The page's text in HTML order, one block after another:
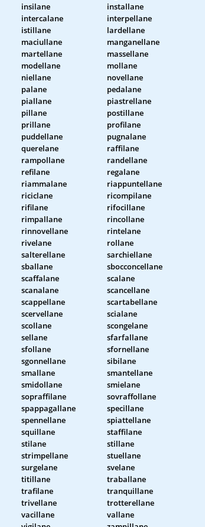
insilane
installane
intercalane
interpellane
istillane
lardellane
maciullane
manganellane
martellane
massellane
modellane
mollane
niellane
novellane
palane
pedalane
piallane
piastrellane
pillane
postillane
prillane
profilane
puddellane
pugnalane
querelane
raffilane
rampollane
randellane
refilane
regalane
riammalane
riappuntellane
riciclane
ricompilane
rifilane
rifocillane
rimpallane
rincollane
rinnovellane
rintelane
rivelane
rollane
salterellane
sarchiellane
sballane
sbocconcellane
scaffalane
scalane
scanalane
scancellane
scappellane
scartabellane
scervellane
scialane
scollane
scongelane
sellane
sfarfallane
sfollane
sfornellane
sgonnellane
sibilane
smallane
smantellane
smidollane
smielane
sopraffilane
sovraffollane
spappagallane
specillane
spennellane
spiattellane
squillane
staffilane
stilane
stillane
strimpellane
stuellane
surgelane
svelane
titillane
traballane
trafilane
tranquillane
trivellane
trotterellane
vacillane
vallane